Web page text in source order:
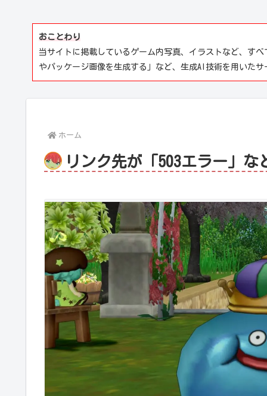
おことわり
当サイトに掲載しているゲーム内写真、イラストなど、す
やパッケージ画像を生成する」など、生成AI技術を用いた
ホーム
リンク先が「503エラー」